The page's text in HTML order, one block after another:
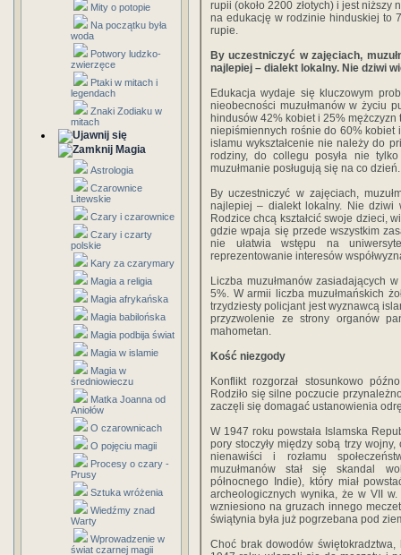
Mity o potopie
Na początku była
woda
Potwory ludzko-
zwierzęce
Ptaki w mitach i
legendach
Znaki Zodiaku w
mitach
Magia
Astrologia
Czarownice
Litewskie
Czary i czarownice
Czary i czarty
polskie
Kary za czarymary
Magia a religia
Magia afrykańska
Magia babilońska
Magia podbija świat
Magia w islamie
Magia w
średniowieczu
Matka Joanna od
Aniołów
O czarownicach
O pojęciu magii
Procesy o czary -
Prusy
Sztuka wróżenia
Wiedźmy znad
Warty
Wprowadzenie w
świat czarnej magii
rupii (około 2200 złotych) i jest
na edukację w rodzinie hinduskiej to
rupie.
By uczestniczyć w zajęciach,
najlepiej – dialekt lokalny. Nie dziwi
Edukacja wydaje się kluczowym
nieobecności muzułmanów w życiu
hindusów 42% kobiet i 25%
niepiśmiennych rośnie do 60% kobiet
islamu wykształcenie nie należy do
rodziny, do collegu posyła nie
muzułmanie posługują się na co dzień.
By uczestniczyć w zajęciach,
najlepiej – dialekt lokalny. Nie dziwi
Rodzice chcą kształcić swoje dzieci,
gdzie wpaja się przede wszystkim
nie ułatwia wstępu na
reprezentowanie interesów
Liczba muzułmanów zasiadających
5%. W armii liczba muzułmańskich
trzydziesty policjant jest wyznawcą
przyzwolenie ze strony organów
mahometan.
Kość niezgody
Konflikt rozgorzał stosunkowo
Rodziło się silne poczucie
zaczęli się domagać ustanowienia
W 1947 roku powstała Islamska
pory stoczyły między sobą trzy
nienawiści i rozłamu
muzułmanów stał się skandal
północnego Indie), który miał
archeologicznych wynika, że w VII
wzniesiono na gruzach innego
świątynia była już pogrzebana pod
Choć brak dowodów